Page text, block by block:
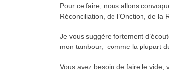
Pour ce faire, nous allons
Réconciliation, de l’Onction, de la
Je vous suggère fortement
mon tambour, comme la plupart
Vous avez besoin de faire le vide,